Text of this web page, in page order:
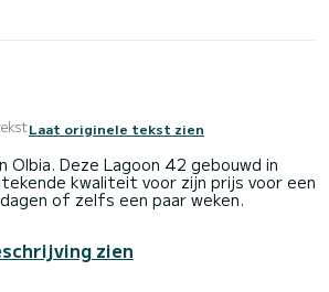
Laat originele tekst zien
Olbia. Deze Lagoon 42 gebouwd in
kwaliteit voor zijn prijs voor een
of zelfs een paar weken.
passagiers tijdens het cruisen.
zien